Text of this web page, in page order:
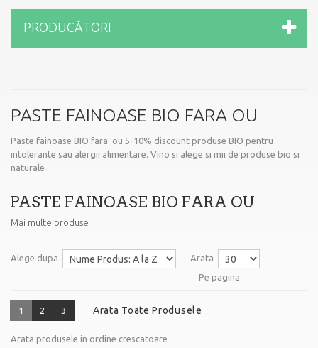
PRODUCĂTORI
PASTE FAINOASE BIO FARA OU
Paste fainoase BIO fara ou 5-10% discount produse BIO pentru
intolerante sau alergii alimentare. Vino si alege si mii de produse bio si
naturale
PASTE FAINOASE BIO FARA OU
Mai multe produse
Alege dupa
Arata
Pe pagina
Arata Toate Produsele
1 2 3
Arata produsele in ordine crescatoare